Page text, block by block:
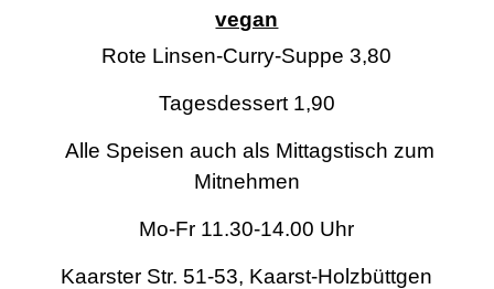
vegan
Rote Linsen-Curry-Suppe 3,80
Tagesdessert 1,90
Alle Speisen auch als Mittagstisch zum
Mitnehmen
Mo-Fr 11.30-14.00 Uhr
Kaarster Str. 51-53, Kaarst-Holzbüttgen